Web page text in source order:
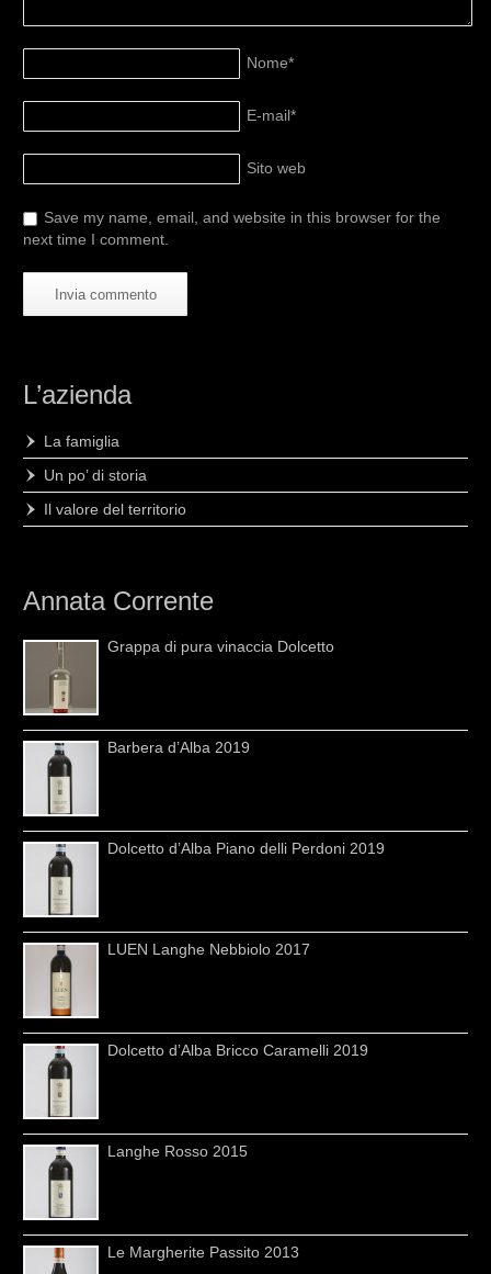
Nome*
E-mail*
Sito web
Save my name, email, and website in this browser for the
next time I comment.
L’azienda
La famiglia
Un po’ di storia
Il valore del territorio
Annata Corrente
Grappa di pura vinaccia Dolcetto
Barbera d’Alba 2019
Dolcetto d’Alba Piano delli Perdoni 2019
LUEN Langhe Nebbiolo 2017
Dolcetto d’Alba Bricco Caramelli 2019
Langhe Rosso 2015
Le Margherite Passito 2013